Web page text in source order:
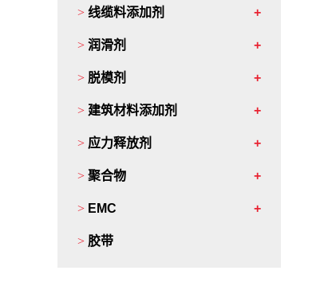
> 线缆料添加剂
> 润滑剂
> 脱模剂
> 建筑材料添加剂
> 应力释放剂
> 聚合物
> EMC
> 胶带